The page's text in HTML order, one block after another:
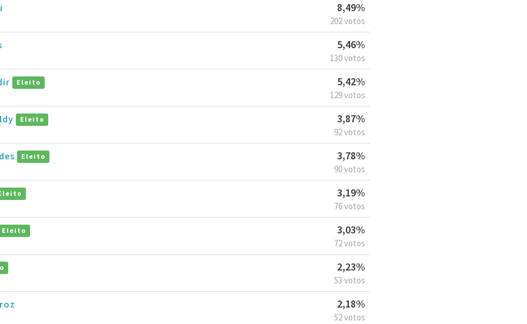
8,49%
202 votos
5,46%
130 votos
Eleito 5,42%
129 votos
Eleito 3,87%
92 votos
Eleito 3,78%
90 votos
3,19%
76 votos
Eleito 3,03%
72 votos
2,23%
53 votos
2,18%
52 votos